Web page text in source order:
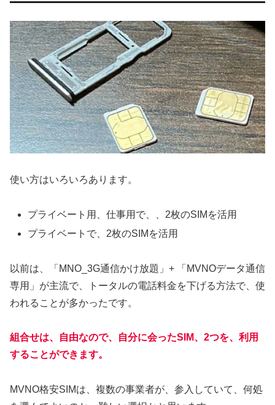
使い方はいろいろあります。
プライベート用、仕事用で、、2枚のSIMを活用
プライベートで、2枚のSIMを活用
以前は、「MNO_3G通信かけ放題」+ 「MVNOデータ通信
専用」が主流で、トータルの電話料金を下げる方法で、使
われることが多かったです。
組合せは、自由なので、自分に会ったSIM、2つを、利用
することができます。
MVNO格安SIMは、複数の事業者が、参入していて、何処